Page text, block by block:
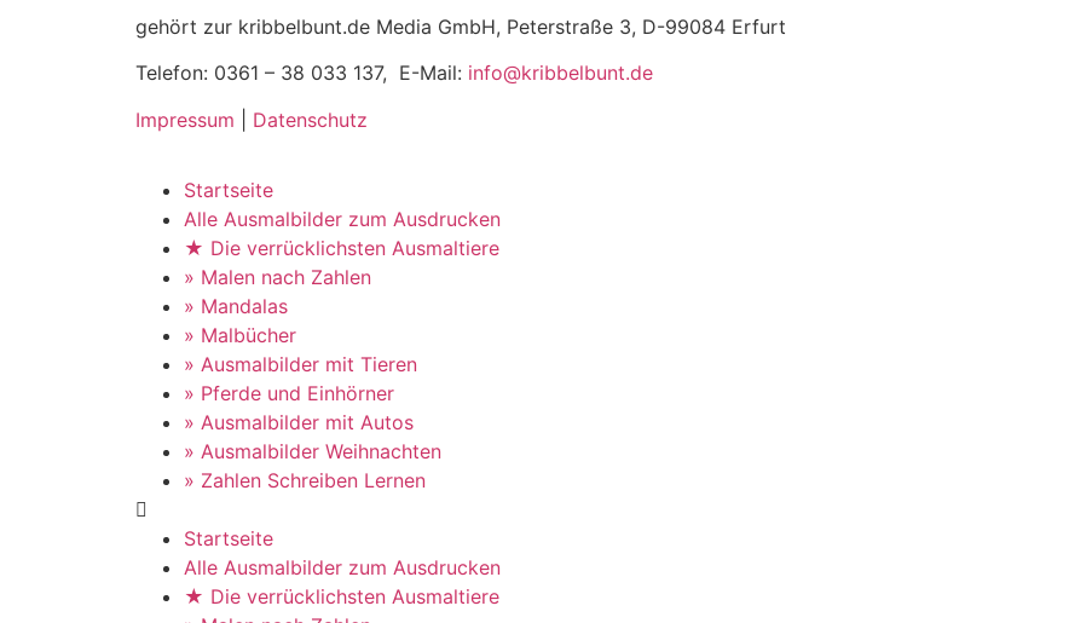
gehört zur kribbelbunt.de Media GmbH, Peterstraße 3, D-99084 Erfurt
Telefon: 0361 – 38 033 137, E-Mail: info@kribbelbunt.de
Impressum
Datenschutz
Startseite
Alle Ausmalbilder zum Ausdrucken
★ Die verrücklichsten Ausmaltiere
» Malen nach Zahlen
» Mandalas
» Malbücher
» Ausmalbilder mit Tieren
» Pferde und Einhörner
» Ausmalbilder mit Autos
» Ausmalbilder Weihnachten
» Zahlen Schreiben Lernen
Startseite
Alle Ausmalbilder zum Ausdrucken
★ Die verrücklichsten Ausmaltiere